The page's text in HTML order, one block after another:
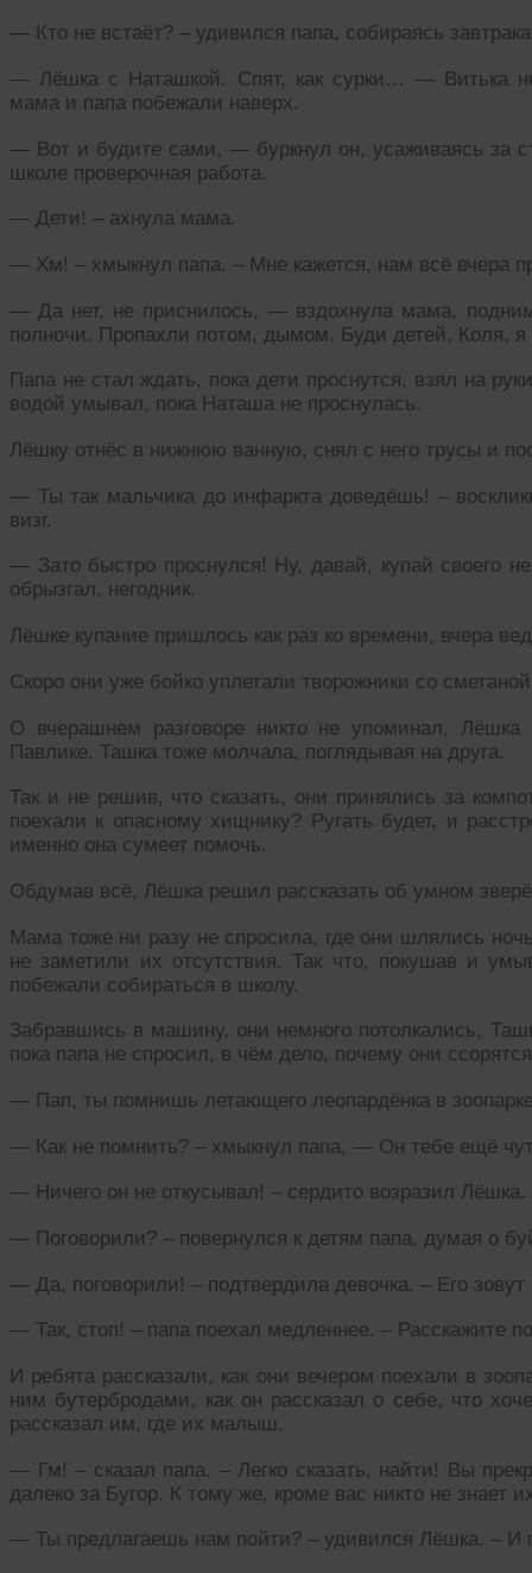
— Кто не встаёт? – удивился папа, собираясь
— Лёшка с Наташкой. Спят, как сурки… — Витька не
мама и папа побежали наверх.
— Вот и будите сами, — буркнул он, усаживаясь за
школе проверочная работа.
— Дети! – ахнула мама.
— Хм! – хмыкнул папа. – Мне кажется, нам всё вчера
— Да нет, не приснилось, — вздохнула мама,
полночи. Пропахли потом, дымом. Буди детей, Коля,
Папа не стал ждать, пока дети проснутся, взял на
водой умывал, пока Наташа не проснулась.
Лёшку отнёс в нижнюю ванную, снял с него трусы и
— Ты так мальчика до инфаркта доведёшь! –
визг.
— Зато быстро проснулся! Ну, давай, купай своего
обрызгал, негодник.
Лёшке купание пришлось как раз ко времени, вчера
Скоро они уже бойко уплетали творожники со
О вчерашнем разговоре никто не упоминал,
Павлике. Ташка тоже молчала, поглядывая на друга.
Так и не решив, что сказать, они принялись за
поехали к опасному хищнику? Ругать будет, и
именно она сумеет помочь.
Обдумав всё, Лёшка решил рассказать об умном
Мама тоже ни разу не спросила, где они шлялись
не заметили их отсутствия. Так что, покушав и
побежали собираться в школу.
Забравшись в машину, они немного потолкались,
пока папа не спросил, в чём дело, почему они
— Пап, ты помнишь летающего леопардёнка в
— Как не помнить? – хмыкнул папа, — Он тебе ещё
— Ничего он не откусывал! – сердито возразил
— Поговорили? – повернулся к детям папа, думая о
— Да, поговорили! – подтвердила девочка. – Его
— Так, стоп! – папа поехал медленнее. – Расскажите
И ребята рассказали, как они вечером поехали в
ним бутербродами, как он рассказал о себе, что
рассказал им, где их малыш.
— Гм! – сказал папа. – Легко сказать, найти! Вы
далеко за Бугор. К тому же, кроме вас никто не знает
— Ты предлагаешь нам пойти? – удивился Лёшка. – И